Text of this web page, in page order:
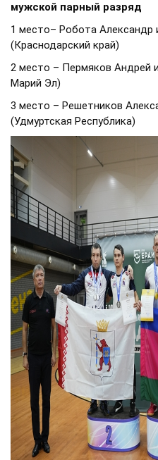
мужской парный разряд
1 место– Робота Александр
(Краснодарский край)
2 место – Пермяков Андрей
Марий Эл)
3 место – Решетников
(Удмуртская Республика)